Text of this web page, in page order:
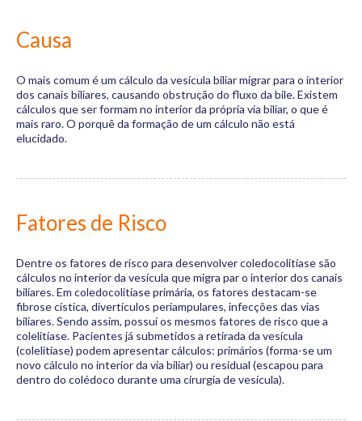
Causa
O mais comum é um cálculo da vesícula biliar migrar para o interior
dos canais biliares, causando obstrução do fluxo da bile. Existem
cálculos que ser formam no interior da própria via biliar, o que é
mais raro. O porquê da formação de um cálculo não está
elucidado.
Fatores de Risco
Dentre os fatores de risco para desenvolver coledocolitíase são
cálculos no interior da vesícula que migra par o interior dos canais
biliares. Em coledocolitíase primária, os fatores destacam-se
fibrose cística, divertículos periampulares, infecções das vias
biliares. Sendo assim, possui os mesmos fatores de risco que a
colelitíase. Pacientes já submetidos a retirada da vesícula
(colelitíase) podem apresentar cálculos: primários (forma-se um
novo cálculo no interior da via biliar) ou residual (escapou para
dentro do colédoco durante uma cirurgia de vesícula).